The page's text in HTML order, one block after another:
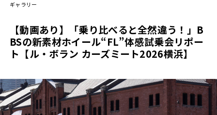
ギャラリー
【動画あり】「乗り比べると全然違う！」B
BSの新素材ホイール“FL”体感試乗会リポー
ト【ル・ボラン カーズミート2026横浜】